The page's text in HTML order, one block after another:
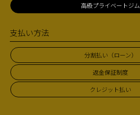
高級プライベートジム
支払い方法
分割払い（ローン）
返金保証制度
クレジット払い